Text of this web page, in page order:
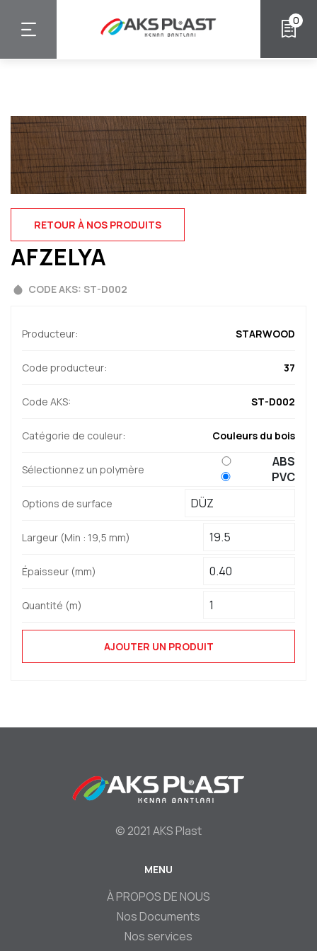
main
0
RETOUR À NOS PRODUITS
AFZELYA
CODE AKS: ST-D002
Producteur: STARWOOD
Code producteur: 37
Code AKS: ST-D002
Catégorie de couleur: Couleurs du bois
Sélectionnez un polymère
ABS
PVC
Options de surface
Largeur (Min : 19,5 mm)
Épaisseur (mm)
Quantité (m)
AJOUTER UN PRODUIT
© 2021 AKS Plast
MENU
À PROPOS DE NOUS
Nos Documents
Nos services